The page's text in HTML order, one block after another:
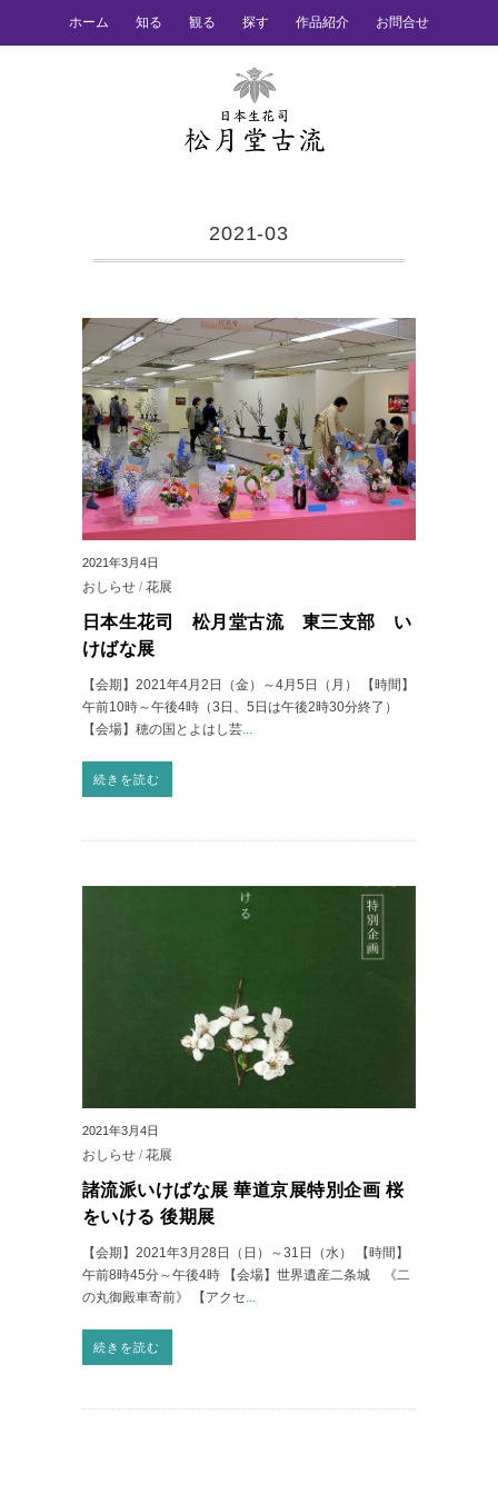
ホーム 知る 観る 探す 作品紹介 お問合せ
2021-03
2021年3月4日
おしらせ / 花展
日本生花司 松月堂古流 東三支部 い
けばな展
【会期】2021年4月2日（金）～4月5日（月） 【時間】
午前10時～午後4時（3日、5日は午後2時30分終了）
【会場】穂の国とよはし芸...
続きを読む
2021年3月4日
おしらせ / 花展
諸流派いけばな展 華道京展特別企画 桜
をいける 後期展
【会期】2021年3月28日（日）～31日（水） 【時間】
午前8時45分～午後4時 【会場】世界遺産二条城 《二
の丸御殿車寄前》 【アクセ...
続きを読む